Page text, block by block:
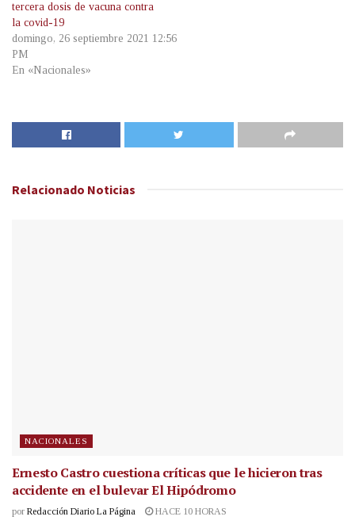
tercera dosis de vacuna contra
la covid-19
domingo, 26 septiembre 2021 12:56
PM
En «Nacionales»
Relacionado Noticias
NACIONALES
Ernesto Castro cuestiona críticas que le hicieron tras
accidente en el bulevar El Hipódromo
por Redacción Diario La Página HACE 10 HORAS